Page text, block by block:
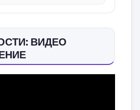
ВИДЕО